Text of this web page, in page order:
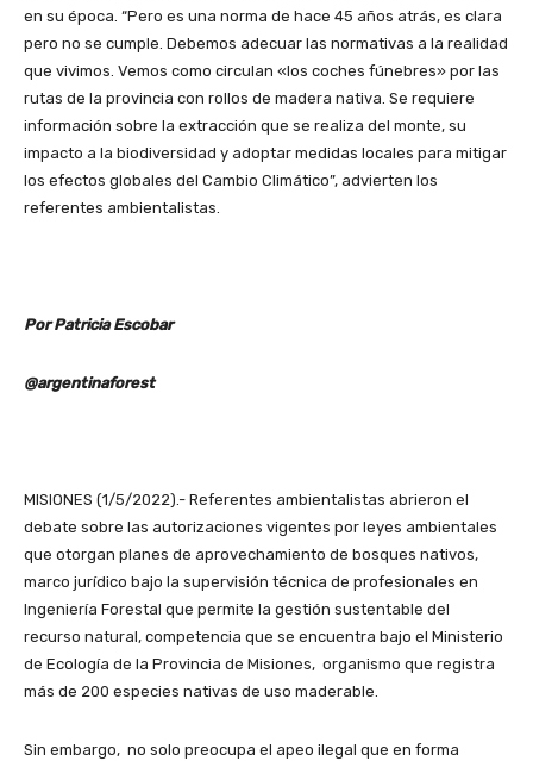
en su época. “Pero es una norma de hace 45 años atrás, es clara
pero no se cumple. Debemos adecuar las normativas a la realidad
que vivimos. Vemos como circulan «los coches fúnebres» por las
rutas de la provincia con rollos de madera nativa. Se requiere
información sobre la extracción que se realiza del monte, su
impacto a la biodiversidad y adoptar medidas locales para mitigar
los efectos globales del Cambio Climático”, advierten los
referentes ambientalistas.
Por Patricia Escobar
@argentinaforest
MISIONES (1/5/2022).- Referentes ambientalistas abrieron el
debate sobre las autorizaciones vigentes por leyes ambientales
que otorgan planes de aprovechamiento de bosques nativos,
marco jurídico bajo la supervisión técnica de profesionales en
Ingeniería Forestal que permite la gestión sustentable del
recurso natural, competencia que se encuentra bajo el Ministerio
de Ecología de la Provincia de Misiones, organismo que registra
más de 200 especies nativas de uso maderable.
Sin embargo, no solo preocupa el apeo ilegal que en forma